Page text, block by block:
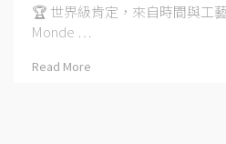
🏆 世界級肯定，來自時間與工
Monde ⋯
Read More